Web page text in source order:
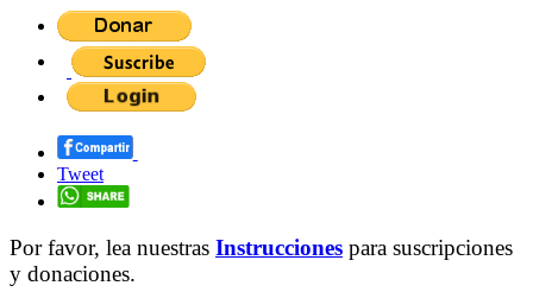
Tweet
Por favor, lea nuestras Instrucciones para suscripciones
y donaciones.